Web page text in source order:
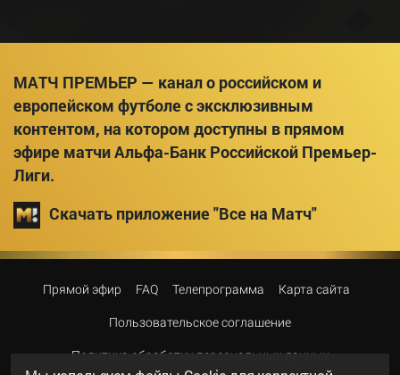
МАТЧ ПРЕМЬЕР — канал о российском и
европейском футболе с эксклюзивным
контентом, на котором доступны в прямом
эфире матчи Альфа-Банк Российской Премьер-
Лиги.
Скачать приложение "Все на Матч"
Прямой эфир FAQ Телепрограмма Карта сайта
Пользовательское соглашение
Политика обработки персональных данных